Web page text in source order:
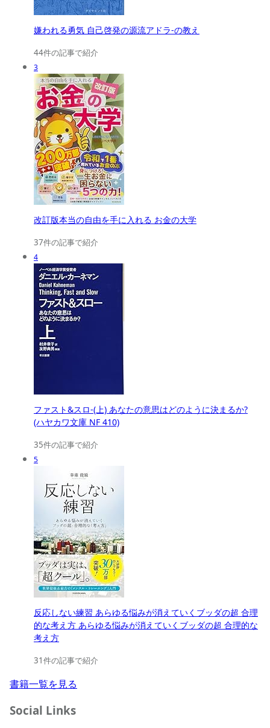
嫌われる勇気 自己啓発の源流アドラ-の教え
44件の記事で紹介
3
改訂版本当の自由を手に入れる お金の大学
37件の記事で紹介
4
ファスト&スロ-(上) あなたの意思はどのように決まるか?
(ハヤカワ文庫 NF 410)
35件の記事で紹介
5
反応しない練習 あらゆる悩みが消えていくブッダの超 合理
的な考え方 あらゆる悩みが消えていくブッダの超 合理的な
考え方
31件の記事で紹介
書籍一覧を見る
Social Links